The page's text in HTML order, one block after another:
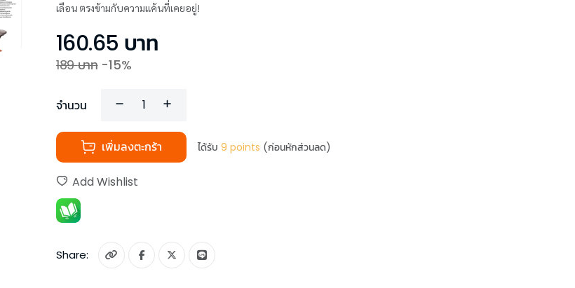
เลือน ตรงข้ามกับความแค้นที่เคยอยู่!
160.65 บาท
189บาท -15%
จำนวน
เพิ่มลงตะกร้า ได้รับ 9 points (ก่อนหักส่วนลด)
Add Wishlist
Share: